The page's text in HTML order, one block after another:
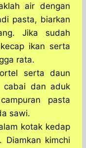
air dengan
pasta, biarkan
Jika sudah
ikan serta
rata.
serta daun
cabai dan aduk
pasta
sawi.
kotak kedap
kimchi